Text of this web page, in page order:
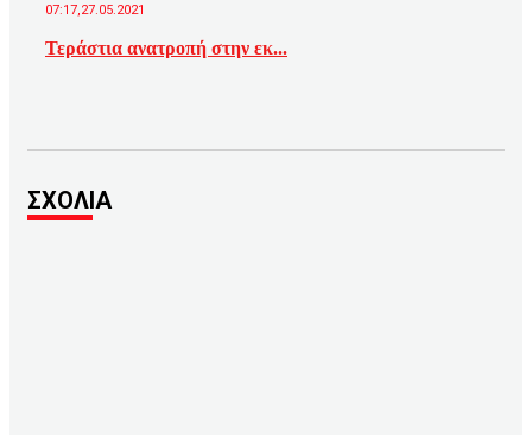
07:17,27.05.2021
Τεράστια ανατροπή στην εκ...
ΣΧΟΛΙΑ